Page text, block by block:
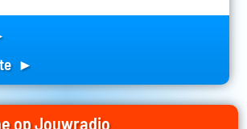
►
op Jouwradio